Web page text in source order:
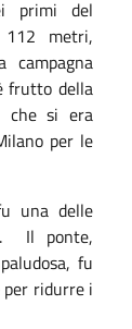
primi del
metri,
campagna
frutto della
che si era
per le
una delle
Il ponte,
fu
per ridurre i